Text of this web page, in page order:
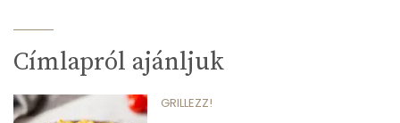
Címlapról ajánljuk
GRILLEZZ!